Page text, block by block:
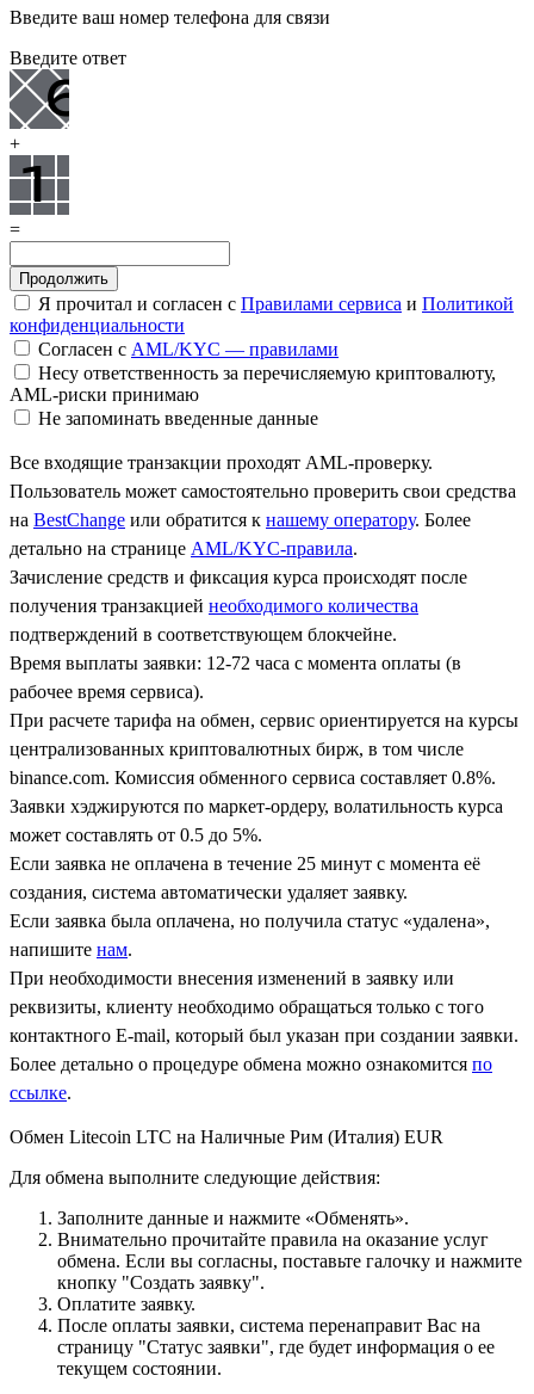
Введите ваш номер телефона для связи
Введите ответ
+
=
Я прочитал и согласен с Правилами сервиса и Политикой
конфиденциальности
Согласен с AML/KYC — правилами
Несу ответственность за перечисляемую криптовалюту,
AML-риски принимаю
Не запоминать введенные данные
Все входящие транзакции проходят AML-проверку.
Пользователь может самостоятельно проверить свои средства
на BestChange или обратится к нашему оператору. Более
детально на странице AML/KYC-правила.
Зачисление средств и фиксация курса происходят после
получения транзакцией необходимого количества
подтверждений в соответствующем блокчейне.
Время выплаты заявки: 12-72 часа с момента оплаты (в
рабочее время сервиса).
При расчете тарифа на обмен, сервис ориентируется на курсы
централизованных криптовалютных бирж, в том числе
binance.com. Комиссия обменного сервиса составляет 0.8%.
Заявки хэджируются по маркет-ордеру, волатильность курса
может составлять от 0.5 до 5%.
Если заявка не оплачена в течение 25 минут с момента её
создания, система автоматически удаляет заявку.
Если заявка была оплачена, но получила статус «удалена»,
напишите нам.
При необходимости внесения изменений в заявку или
реквизиты, клиенту необходимо обращаться только с того
контактного Е-mail, который был указан при создании заявки.
Более детально о процедуре обмена можно ознакомится по
ссылке.
Обмен Litecoin LTC на Наличные Рим (Италия) EUR
Для обмена выполните следующие действия:
Заполните данные и нажмите «Обменять».
Внимательно прочитайте правила на оказание услуг
обмена. Если вы согласны, поставьте галочку и нажмите
кнопку "Создать заявку".
Оплатите заявку.
После оплаты заявки, система перенаправит Вас на
страницу "Статус заявки", где будет информация о ее
текущем состоянии.